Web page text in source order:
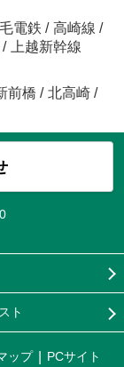
毛電鉄 / 高崎線 /
/
上越新幹線
前橋 / 北高崎 /
ト
ップ
PCサイト